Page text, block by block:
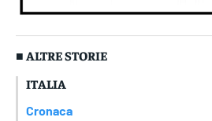
■ ALTRE STORIE
ITALIA
Cronaca